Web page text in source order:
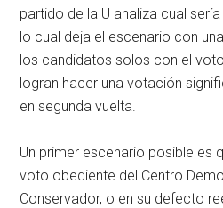
partido de la U analiza cual
lo cual deja el escenario con
los candidatos solos con el
logran hacer una votación
en segunda vuelta.
Un primer escenario posible es
voto obediente del Centro
Conservador, o en su defecto